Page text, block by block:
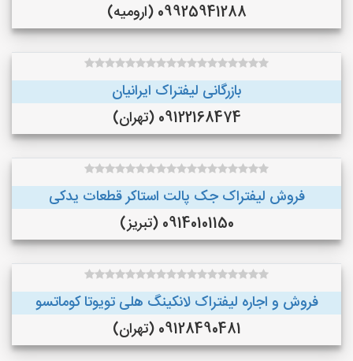
09925941288 (ارومیه)
بازرگانی لیفتراک ایرانیان
09122168474 (تهران)
فروش لیفتراک جک پالت استاکر قطعات یدکی
09140101150 (تبریز)
فروش و اجاره لیفتراک لانکینگ هلی تویوتا کوماتسو
09128490481 (تهران)